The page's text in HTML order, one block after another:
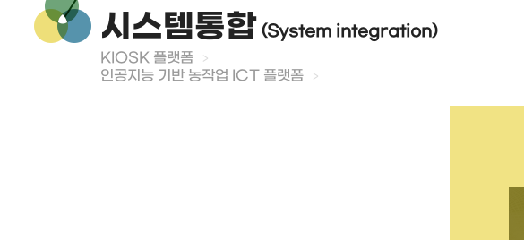
시스템통합 (System integration)
KIOSK 플랫폼
인공지능 기반 농작업 ICT 플랫폼